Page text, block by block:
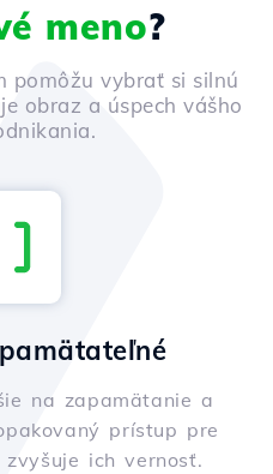
meno?
pomôžu vybrať si silnú
obraz a úspech vášho
na zapamätanie a
prístup pre
ich vernosť.